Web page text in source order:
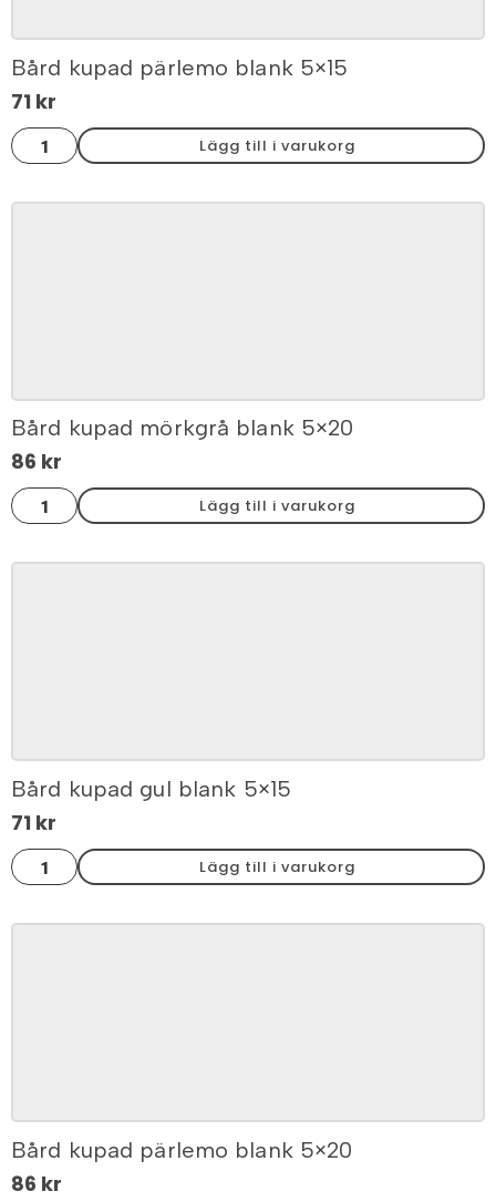
Bård kupad pärlemo blank 5×15
71 kr
Bård
kupad
pärlemo
5x15
Lägg till i varukorg
Bård kupad mörkgrå blank 5×20
86 kr
Bård
kupad
mörkgrå
5x20
Lägg till i varukorg
Bård kupad gul blank 5×15
71 kr
Bård
kupad
gul
5x15
Lägg till i varukorg
Bård kupad pärlemo blank 5×20
86 kr